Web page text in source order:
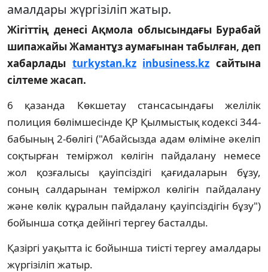
амалдары жүргізіліп жатыр.
Жігіттің денесі Ақмола облысындағы Бурабай
шипажайы Жамантұз аумағынан табылған, деп
хабарлады turkystan.kz inbusiness.kz сайтына
сілтеме жасап.
6 қазанда Көкшетау стансасындағы желілік
полиция бөлімшесінде ҚР Қылмыстық кодексі 344-
бабының 2-бөлігі ("Абайсызда адам өліміне әкеліп
соқтырған теміржол көлігін пайдалану немесе
жол қозғалысы қауіпсіздігі қағидаларын бұзу,
соның салдарынан теміржол көлігін пайдалану
және көлік құралын пайдалану қауіпсіздігін бұзу")
бойынша сотқа дейінгі тергеу басталды.
Қазіргі уақытта іс бойынша тиісті тергеу амалдары
жүргізіліп жатыр.